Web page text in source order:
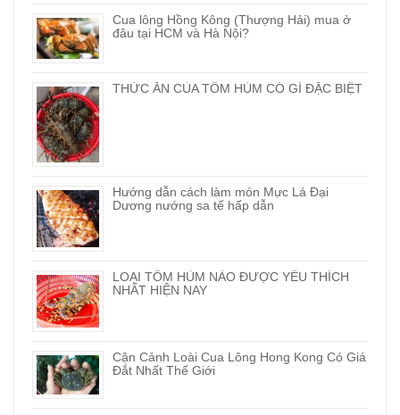
Cua lông Hồng Kông (Thượng Hải) mua ở
đâu tại HCM và Hà Nội?
THỨC ĂN CỦA TÔM HÙM CÓ GÌ ĐẶC BIỆT
Hướng dẫn cách làm món Mực Lá Đại
Dương nướng sa tế hấp dẫn
LOẠI TÔM HÙM NÀO ĐƯỢC YÊU THÍCH
NHẤT HIỆN NAY
Cận Cảnh Loài Cua Lông Hong Kong Có Giá
Đắt Nhất Thế Giới